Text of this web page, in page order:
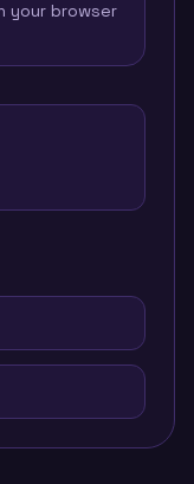
your browser